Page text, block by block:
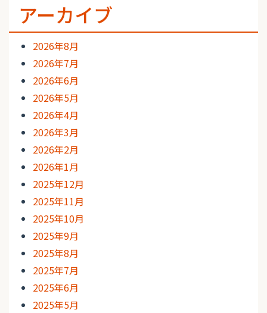
アーカイブ
2026年8月
2026年7月
2026年6月
2026年5月
2026年4月
2026年3月
2026年2月
2026年1月
2025年12月
2025年11月
2025年10月
2025年9月
2025年8月
2025年7月
2025年6月
2025年5月